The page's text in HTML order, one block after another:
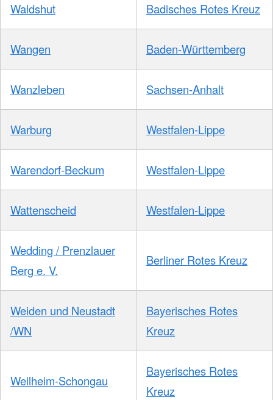
Waldshut Badisches Rotes Kreuz
Wangen Baden-Württemberg
Wanzleben Sachsen-Anhalt
Warburg Westfalen-Lippe
Warendorf-Beckum Westfalen-Lippe
Wattenscheid Westfalen-Lippe
Wedding / Prenzlauer
Berg e. V.
Berliner Rotes Kreuz
Weiden und Neustadt
/WN
Bayerisches Rotes
Kreuz
Weilheim-Schongau
Bayerisches Rotes
Kreuz